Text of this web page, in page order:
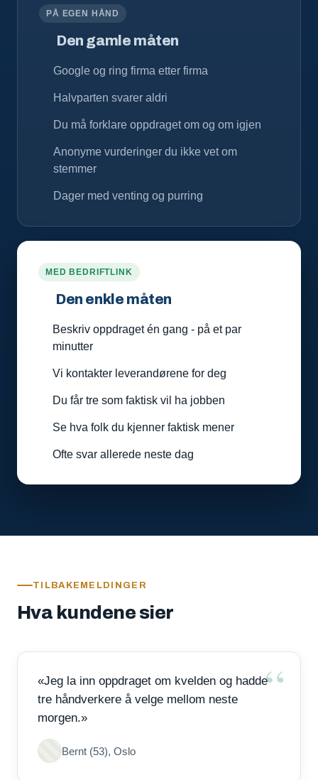
PÅ EGEN HÅND
Den gamle måten
Google og ring firma etter firma
Halvparten svarer aldri
Du må forklare oppdraget om og om igjen
Anonyme vurderinger du ikke vet om
stemmer
Dager med venting og purring
MED BEDRIFTLINK
Den enkle måten
Beskriv oppdraget én gang - på et par
minutter
Vi kontakter leverandørene for deg
Du får tre som faktisk vil ha jobben
Se hva folk du kjenner faktisk mener
Ofte svar allerede neste dag
TILBAKEMELDINGER
Hva kundene sier
«Jeg la inn oppdraget om kvelden og hadde
tre håndverkere å velge mellom neste
morgen.»
Bernt (53), Oslo